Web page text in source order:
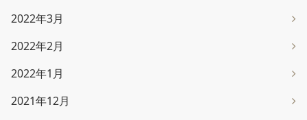
2022年3月
2022年2月
2022年1月
2021年12月